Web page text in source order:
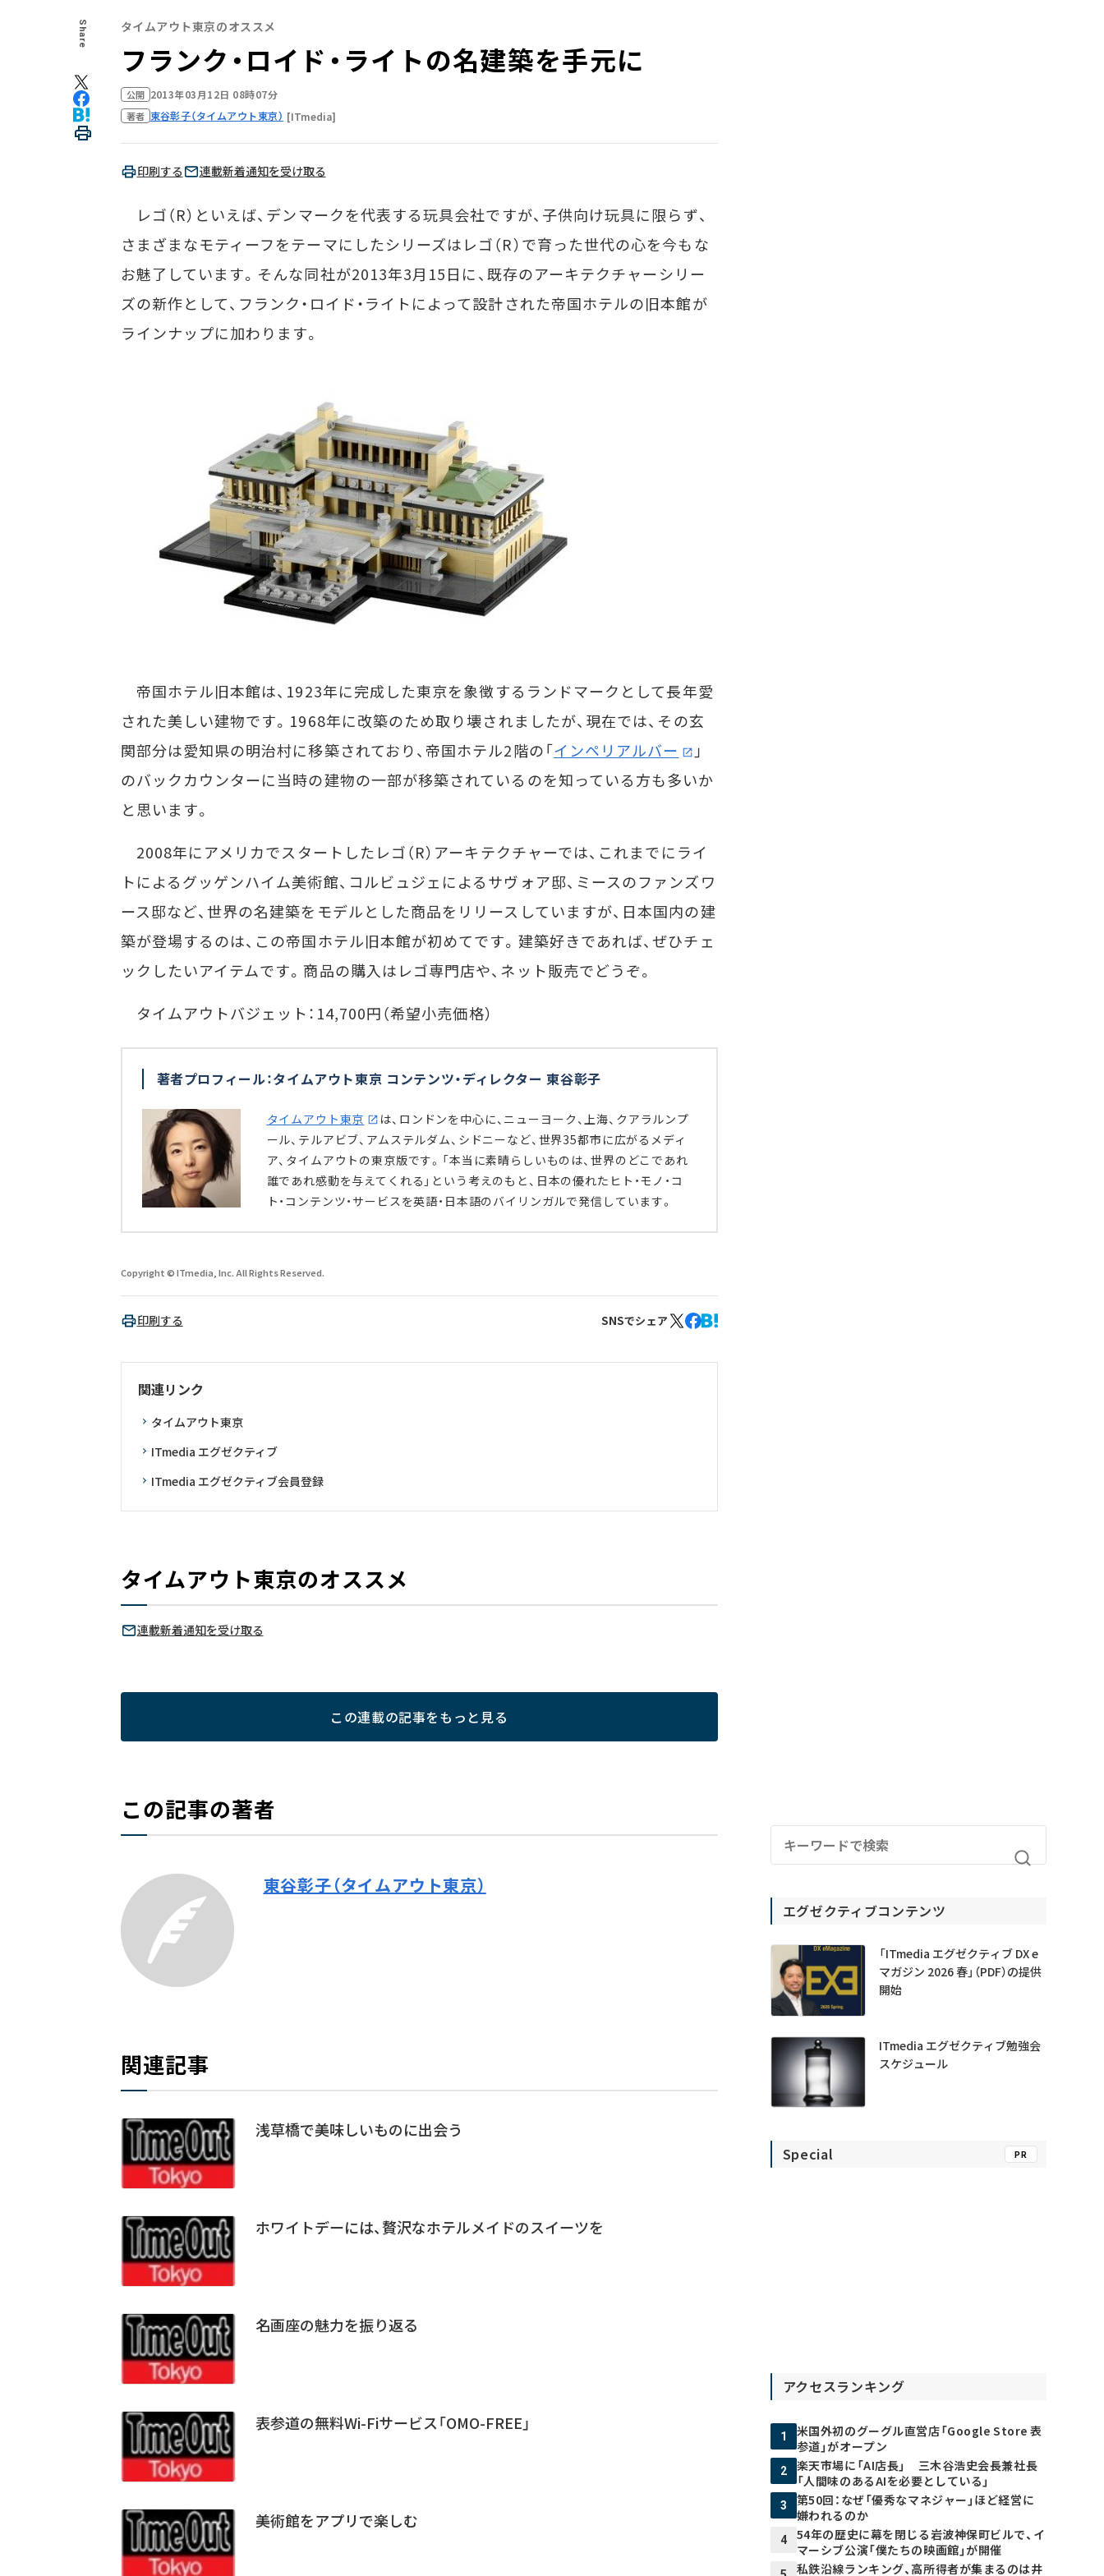
Share タイムアウト東京のオススメ
フランク・ロイド・ライトの名建築を手元に
公開 2013年03月12日 08時07分
著者 東谷彰子（タイムアウト東京） [ITmedia]
印刷する 連載新着通知を受け取る
レゴ（R）といえば、デンマークを代表する玩具会社ですが、子供向け玩具に限らず、
さまざまなモティーフをテーマにしたシリーズはレゴ（R）で育った世代の心を今もな
お魅了しています。そんな同社が2013年3月15日に、既存のアーキテクチャーシリー
ズの新作として、フランク・ロイド・ライトによって設計された帝国ホテルの旧本館が
ラインナップに加わります。
帝国ホテル旧本館は、1923年に完成した東京を象徴するランドマークとして長年愛
された美しい建物です。1968年に改築のため取り壊されましたが、現在では、その玄
関部分は愛知県の明治村に移築されており、帝国ホテル2階の「インペリアルバー
」
のバックカウンターに当時の建物の一部が移築されているのを知っている方も多いか
と思います。
2008年にアメリカでスタートしたレゴ（R）アーキテクチャーでは、これまでにライ
トによるグッゲンハイム美術館、コルビュジェによるサヴォア邸、ミースのファンズワ
ース邸など、世界の名建築をモデルとした商品をリリースしていますが、日本国内の建
築が登場するのは、この帝国ホテル旧本館が初めてです。建築好きであれば、ぜひチェ
ックしたいアイテムです。商品の購入はレゴ専門店や、ネット販売でどうぞ。
タイムアウトバジェット：14,700円（希望小売価格）
著者プロフィール：タイムアウト東京 コンテンツ・ディレクター 東谷彰子
タイムアウト東京
は、ロンドンを中心に、ニューヨーク、上海、クアラルンプ
ール、テルアビブ、アムステルダム、シドニーなど、世界35都市に広がるメディ
ア、タイムアウトの東京版です。「本当に素晴らしいものは、世界のどこであれ
誰であれ感動を与えてくれる」という考えのもと、日本の優れたヒト・モノ・コ
ト・コンテンツ・サービスを英語・日本語のバイリンガルで発信しています。
Copyright © ITmedia, Inc. All Rights Reserved.
印刷する SNSでシェア
関連リンク
タイムアウト東京
ITmedia エグゼクティブ
ITmedia エグゼクティブ会員登録
タイムアウト東京のオススメ
連載新着通知を受け取る
この連載の記事をもっと見る
この記事の著者
東谷彰子（タイムアウト東京）
関連記事
浅草橋で美味しいものに出会う
ホワイトデーには、贅沢なホテルメイドのスイーツを
名画座の魅力を振り返る
表参道の無料Wi-Fiサービス「OMO-FREE」
美術館をアプリで楽しむ
エグゼクティブコンテンツ
「ITmedia エグゼクティブ DX e
マガジン 2026 春」（PDF）の提供
開始
ITmedia エグゼクティブ勉強会
スケジュール
Special PR
アクセスランキング
1
米国外初のグーグル直営店「Google Store 表
参道」がオープン
2
楽天市場に「AI店長」 三木谷浩史会長兼社長
「人間味のあるAIを必要としている」
3
第50回：なぜ「優秀なマネジャー」ほど経営に
嫌われるのか
4
54年の歴史に幕を閉じる岩波神保町ビルで、イ
マーシブ公演「僕たちの映画館」が開催
私鉄沿線ランキング、高所得者が集まるのは井